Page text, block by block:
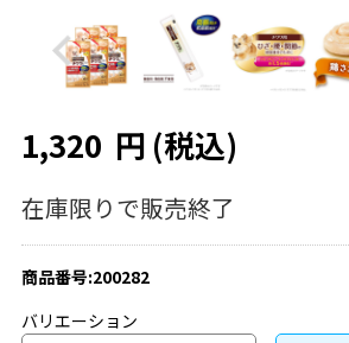
Previous
1,320 円 (税込)
在庫限りで販売終了
商品番号:200282
バリエーション